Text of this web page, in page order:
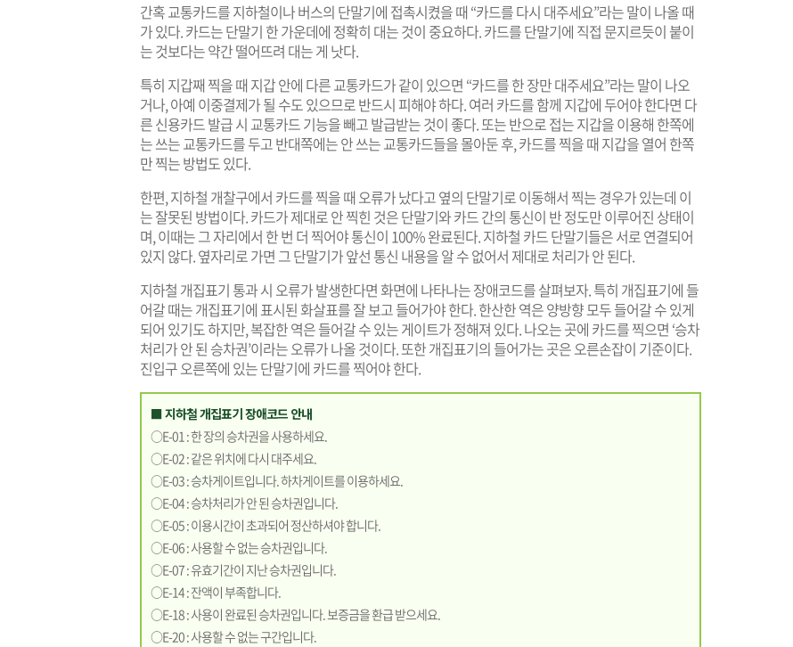
간혹 교통카드를 지하철이나 버스의 단말기에 접촉시켰을 때 “카드를 다시 대주세요”라는 말이 나올 때
가 있다. 카드는 단말기 한 가운데에 정확히 대는 것이 중요하다. 카드를 단말기에 직접 문지르듯이 붙이
는 것보다는 약간 떨어뜨려 대는 게 낫다.
특히 지갑째 찍을 때 지갑 안에 다른 교통카드가 같이 있으면 “카드를 한 장만 대주세요”라는 말이 나오
거나, 아예 이중결제가 될 수도 있으므로 반드시 피해야 하다. 여러 카드를 함께 지갑에 두어야 한다면 다
른 신용카드 발급 시 교통카드 기능을 빼고 발급받는 것이 좋다. 또는 반으로 접는 지갑을 이용해 한쪽에
는 쓰는 교통카드를 두고 반대쪽에는 안 쓰는 교통카드들을 몰아둔 후, 카드를 찍을 때 지갑을 열어 한쪽
만 찍는 방법도 있다.
한편, 지하철 개찰구에서 카드를 찍을 때 오류가 났다고 옆의 단말기로 이동해서 찍는 경우가 있는데 이
는 잘못된 방법이다. 카드가 제대로 안 찍힌 것은 단말기와 카드 간의 통신이 반 정도만 이루어진 상태이
며, 이때는 그 자리에서 한 번 더 찍어야 통신이 100% 완료된다. 지하철 카드 단말기들은 서로 연결되어
있지 않다. 옆자리로 가면 그 단말기가 앞선 통신 내용을 알 수 없어서 제대로 처리가 안 된다.
지하철 개집표기 통과 시 오류가 발생한다면 화면에 나타나는 장애코드를 살펴보자. 특히 개집표기에 들
어갈 때는 개집표기에 표시된 화살표를 잘 보고 들어가야 한다. 한산한 역은 양방향 모두 들어갈 수 있게
되어 있기도 하지만, 복잡한 역은 들어갈 수 있는 게이트가 정해져 있다. 나오는 곳에 카드를 찍으면 ‘승차
처리가 안 된 승차권’이라는 오류가 나올 것이다. 또한 개집표기의 들어가는 곳은 오른손잡이 기준이다.
진입구 오른쪽에 있는 단말기에 카드를 찍어야 한다.
■ 지하철 개집표기 장애코드 안내
○E-01 : 한 장의 승차권을 사용하세요.
○E-02 : 같은 위치에 다시 대주세요.
○E-03 : 승차게이트입니다. 하차게이트를 이용하세요.
○E-04 : 승차처리가 안 된 승차권입니다.
○E-05 : 이용시간이 초과되어 정산하셔야 합니다.
○E-06 : 사용할 수 없는 승차권입니다.
○E-07 : 유효기간이 지난 승차권입니다.
○E-14 : 잔액이 부족합니다.
○E-18 : 사용이 완료된 승차권입니다. 보증금을 환급 받으세요.
○E-20 : 사용할 수 없는 구간입니다.